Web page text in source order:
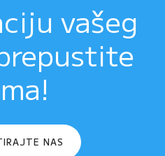
vašeg
NAS